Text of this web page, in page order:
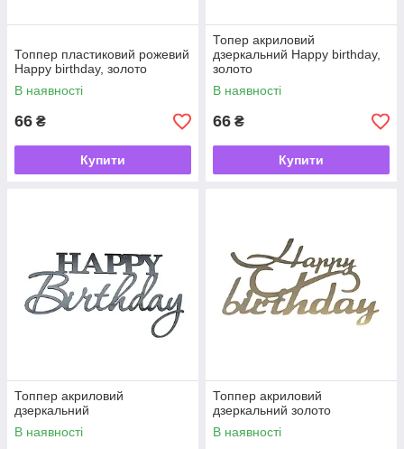
Топпер пластиковий рожевий
Happy birthday, золото
В наявності
66 ₴
Купити
Топер акриловий
дзеркальний Happy birthday,
золото
В наявності
66 ₴
Купити
Топпер акриловий
дзеркальний
В наявності
Топпер акриловий
дзеркальний золото
В наявності